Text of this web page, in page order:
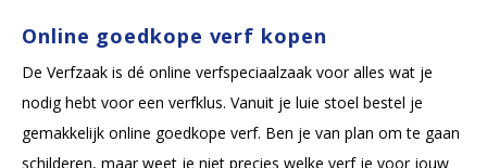
Online goedkope verf kopen
De Verfzaak is dé online verfspeciaalzaak voor alles wat je
nodig hebt voor een verfklus. Vanuit je luie stoel bestel je
gemakkelijk online goedkope verf. Ben je van plan om te gaan
schilderen, maar weet je niet precies welke verf je voor jouw